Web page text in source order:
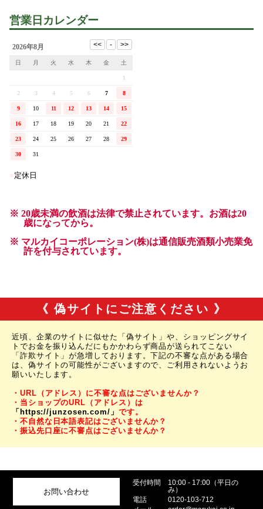
《 偽サイトにご注意ください 》
近頃、企業のサイトに似せた「偽サイト」や、ショッピングサイ
トでお金を振り込んだにもかかわらず商品が送られてこない
「詐欺サイト」が急増しております。下記の不審な点がある場合
は、偽サイトの可能性がございますので、ご利用されないようお
願いいたします。
・URL（アドレス）に不審な点はございませんか？
・当ショップのURL（アドレス）は
「https://junzosen.com/」 です。
・不自然な日本語表記はございませんか？
・振込先口座に不審点はございませんか？
お問い合わせ
受付時間
10:00 - 17:00（平日の
み）
電話
0120-103-712